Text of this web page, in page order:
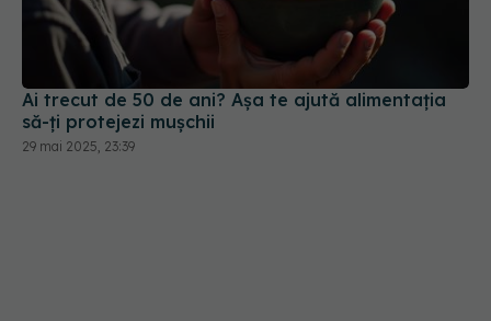
Ai trecut de 50 de ani? Așa te ajută alimentația
să-ți protejezi mușchii
29 mai 2025, 23:39